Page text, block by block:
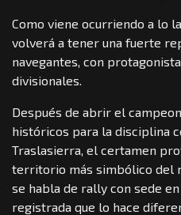
Como viene ocurriendo a lo
volverá a tener una fuerte
navegantes, con
divisionales.
Después de abrir el
históricos para la disciplina
Traslasierra, el certamen
territorio más simbólico del
se habla de rally con sede
registrada que lo hace